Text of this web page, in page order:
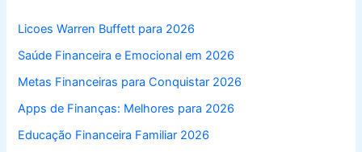
Licoes Warren Buffett para 2026
Saúde Financeira e Emocional em 2026
Metas Financeiras para Conquistar 2026
Apps de Finanças: Melhores para 2026
Educação Financeira Familiar 2026